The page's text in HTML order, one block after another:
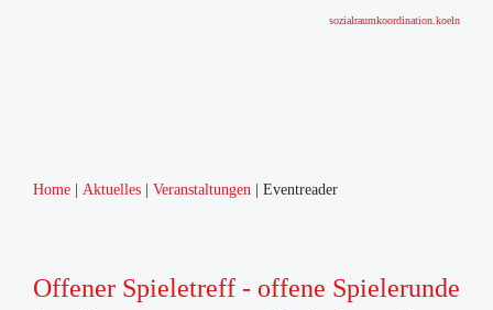
sozialraumkoordination.koeln
Home Aktuelles Veranstaltungen Eventreader
Offener Spieletreff - offene Spielerunde